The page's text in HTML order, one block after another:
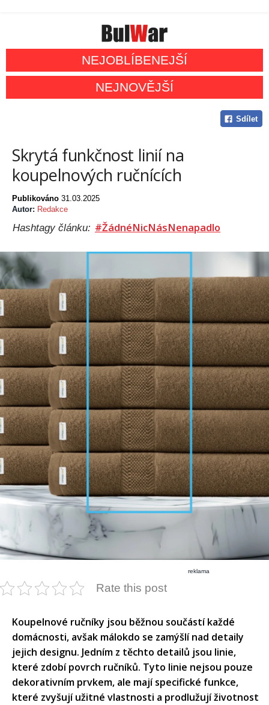
NEJOBLÍBENEJŠÍ
NEJNOVĚJŠÍ
Sdílet
Skrytá funkčnost linií na
koupelnových ručnících
Publikováno 31.03.2025
Autor: Redakce
Hashtagy článku: #ŽádnéNicNásNenapadlo
reklama
Rate this post
Koupelnové ručníky jsou běžnou součástí každé
domácnosti, avšak málokdo se zamýšlí nad detaily
jejich designu. Jedním z těchto detailů jsou linie,
které zdobí povrch ručníků. Tyto linie nejsou pouze
dekorativním prvkem, ale mají specifické funkce,
které zvyšují užitné vlastnosti a prodlužují životnost